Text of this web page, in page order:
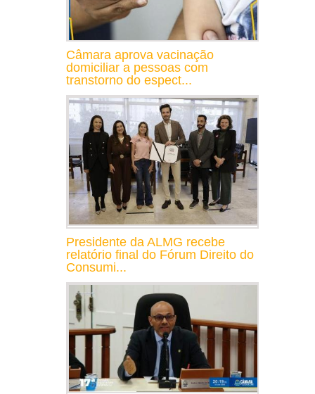
Câmara aprova vacinação
domiciliar a pessoas com
transtorno do espect...
Presidente da ALMG recebe
relatório final do Fórum Direito do
Consumi...